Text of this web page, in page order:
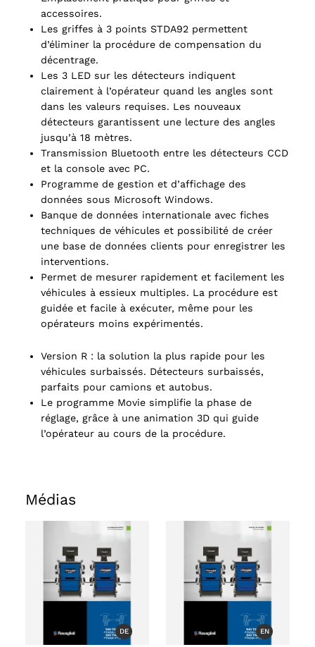
accessoires.
Les griffes à 3 points STDA92 permettent
d’éliminer la procédure de compensation du
décentrage.
Les 3 LED sur les détecteurs indiquent
clairement à l’opérateur quand les angles sont
dans les valeurs requises. Les nouveaux
détecteurs garantissent une lecture des angles
jusqu’à 18 mètres.
Transmission Bluetooth entre les détecteurs CCD
et la console avec PC.
Programme de gestion et d’affichage des
données sous Microsoft Windows.
Banque de données internationale avec fiches
techniques de véhicules et possibilité de créer
une base de données clients pour enregistrer les
interventions.
Permet de mesurer rapidement et facilement les
véhicules à essieux multiples. La procédure est
guidée et facile à exécuter, même pour les
opérateurs moins expérimentés.
Version R : la solution la plus rapide pour les
véhicules surbaissés. Détecteurs surbaissés,
parfaits pour camions et autobus.
Le programme Movie simplifie la phase de
réglage, grâce à une animation 3D qui guide
l’opérateur au cours de la procédure.
Médias
DE EN